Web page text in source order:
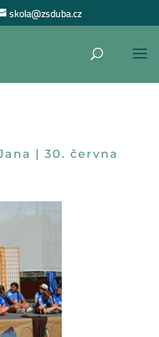
skola@zsduba.cz
|30. června